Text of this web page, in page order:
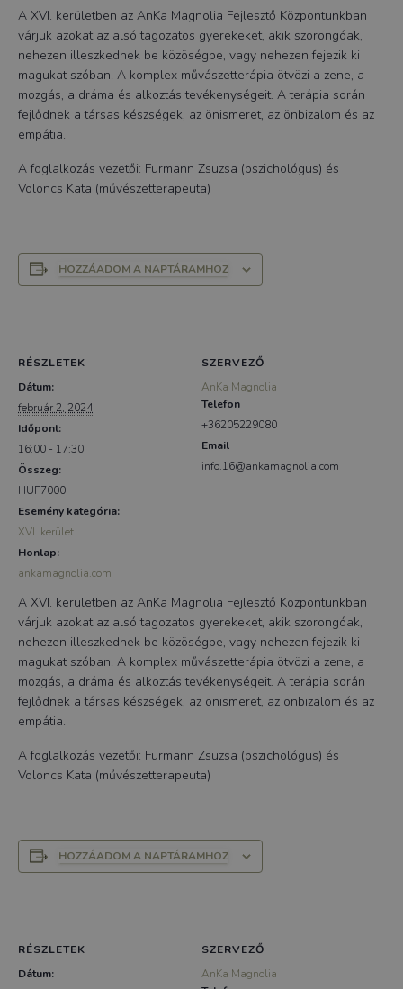
A XVI. kerületben az AnKa Magnolia Fejlesztő Központunkban
várjuk azokat az alsó tagozatos gyerekeket, akik szorongóak,
nehezen illeszkednek be közöségbe, vagy nehezen fejezik ki
magukat szóban. A komplex művászetterápia ötvözi a zene, a
mozgás, a dráma és alkoztás tevékenységeit. A terápia során
fejlődnek a társas készségek, az önismeret, az önbizalom és az
empátia.
A foglalkozás vezetői: Furmann Zsuzsa (pszichológus) és
Voloncs Kata (művészetterapeuta)
HOZZÁADOM A NAPTÁRAMHOZ
RÉSZLETEK
Dátum:
február 2, 2024
Időpont:
16:00 - 17:30
Összeg:
HUF7000
Esemény kategória:
XVI. kerület
Honlap:
ankamagnolia.com
SZERVEZŐ
AnKa Magnolia
Telefon
+36205229080
Email
info.16@ankamagnolia.com
A XVI. kerületben az AnKa Magnolia Fejlesztő Központunkban
várjuk azokat az alsó tagozatos gyerekeket, akik szorongóak,
nehezen illeszkednek be közöségbe, vagy nehezen fejezik ki
magukat szóban. A komplex művászetterápia ötvözi a zene, a
mozgás, a dráma és alkoztás tevékenységeit. A terápia során
fejlődnek a társas készségek, az önismeret, az önbizalom és az
empátia.
A foglalkozás vezetői: Furmann Zsuzsa (pszichológus) és
Voloncs Kata (művészetterapeuta)
HOZZÁADOM A NAPTÁRAMHOZ
RÉSZLETEK
Dátum:
SZERVEZŐ
AnKa Magnolia